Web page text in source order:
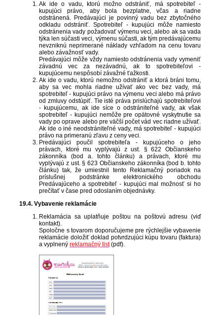
Ak ide o vadu, ktorú možno odstrániť, má spotrebiteľ -
kupujúci právo, aby bola bezplatne, včas a riadne
odstránená. Predávajúci je povinný vadu bez zbytočného
odkladu odstrániť. Spotrebiteľ - kupujúci môže namiesto
odstránenia vady požadovať výmenu veci, alebo ak sa vada
týka len súčasti veci, výmenu súčasti, ak tým predávajúcemu
nevzniknú neprimerané náklady vzhľadom na cenu tovaru
alebo závažnosť vady.
Predávajúci môže vždy namiesto odstránenia vady vymeniť
závadnú vec za nezávadnú, ak to spotrebiteľovi -
kupujúcemu nespôsobí závažné ťažkosti.
Ak ide o vadu, ktorú nemožno odstrániť a ktorá bráni tomu,
aby sa vec mohla riadne užívať ako vec bez vady, má
spotrebiteľ - kupujúci právo na výmenu veci alebo má právo
od zmluvy odstúpiť. Tie isté práva prislúchajú spotrebiteľovi
- kupujúcemu, ak ide síce o odstrániteľné vady, ak však
spotrebiteľ - kupujúci nemôže pre opätovné vyskytnutie sa
vady po oprave alebo pre väčší počet vád vec riadne užívať.
Ak ide o iné neodstrániteľné vady, má spotrebiteľ - kupujúci
právo na primeranú zľavu z ceny veci.
Predávajúci poučil spotrebiteľa - kupujúceho o jeho
právach, ktoré mu vyplývajú z ust. § 622 Občianskeho
zákonníka (bod a. tohto článku) a právach, ktoré mu
vyplývajú z ust. § 623 Občianskeho zákonníka (bod b. tohto
článku) tak, že umiestnil tento Reklamačný poriadok na
príslušnej podstránke elektronického obchodu
Predávajúceho a spotrebiteľ - kupujúci mal možnosť si ho
prečítať v čase pred odoslaním objednávky.
19.4. Vybavenie reklamácie
Reklamácia sa uplatňuje poštou na poštovú adresu (viď
kontakt).
Spoločne s tovarom doporučujeme pre rýchlejšie vybavenie
reklamácie doložiť doklad potvrdzujúci kúpu tovaru (faktura)
a vyplnený reklamačný list(pdf).